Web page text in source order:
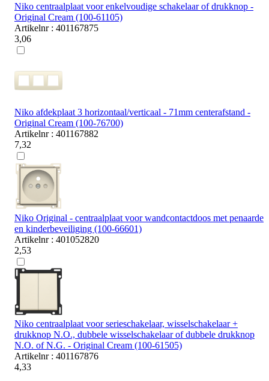
Niko centraalplaat voor enkelvoudige schakelaar of drukknop -
Original Cream (100-61105)
Artikelnr : 401167875
3,06
Niko afdekplaat 3 horizontaal/verticaal - 71mm centerafstand -
Original Cream (100-76700)
Artikelnr : 401167882
7,32
Niko Original - centraalplaat voor wandcontactdoos met penaarde
en kinderbeveiliging (100-66601)
Artikelnr : 401052820
2,53
Niko centraalplaat voor serieschakelaar, wisselschakelaar +
drukknop N.O., dubbele wisselschakelaar of dubbele drukknop
N.O. of N.G. - Original Cream (100-61505)
Artikelnr : 401167876
4,33